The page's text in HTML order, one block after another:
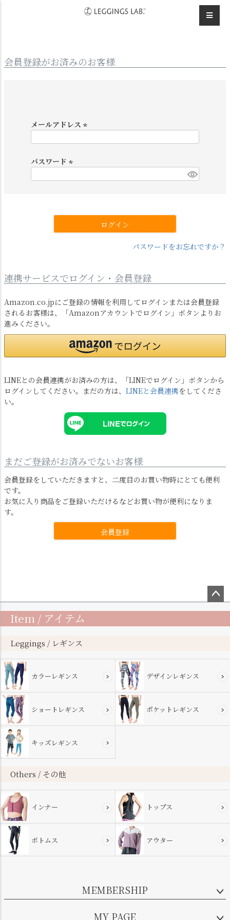
会員登録がお済みのお客様
メールアドレス
)
パスワード
ログイン
パスワードをお忘れですか？
連携サービスでログイン・会員登録
Amazon.co.jpにご登録の情報を利用してログインまたは会員登録
されるお客様は、「Amazonアカウントでログイン」ボタンよりお
進みください。
LINEとの会員連携がお済みの方は、「LINEでログイン」ボタンから
ログインしてください。まだの方は、 LINEと会員連携をしてくださ
い。
まだご登録がお済みでないお客様
会員登録をしていただきますと、二度目のお買い物時にとても便利
です。
お気に入り商品をご登録いただけるなどお買い物が便利になりま
す。
会員登録
ップ
Item / アイテム
Leggings / レギンス
カラーレギンス デザインレギンス
ショートレギンス ポケットレギンス
キッズレギンス
Others / その他
インナー トップス
ボトムス アウター
MEMBERSHIP
MY PAGE